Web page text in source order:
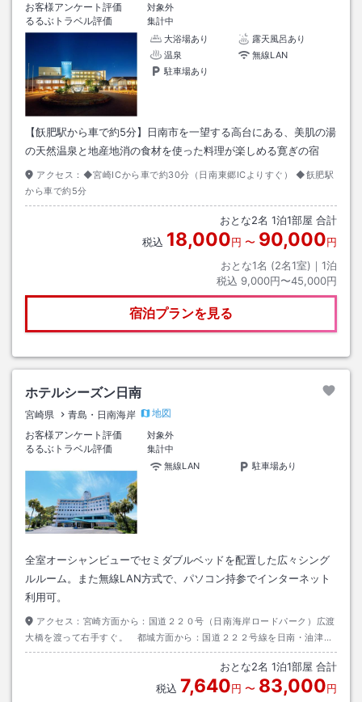
お客様アンケート評価
対象外
るるぶトラベル評価
集計中
大浴場あり
露天風呂あり
温泉
無線LAN
駐車場あり
【飫肥駅から車で約5分】日南市を一望する高台にある、美肌の湯
の天然温泉と地産地消の食材を使った料理が楽しめる寛ぎの宿
アクセス： ◆宮崎ICから車で約30分（日南東郷ICよりすぐ） ◆飫肥駅
から車で約5分
おとな2名 1泊1部屋 合計
税込 18,000円 〜 90,000円
おとな1名 (2名1室)｜ 1泊
税込 9,000円〜45,000円
宿泊プランを見る
ホテルシーズン日南
宮崎県 青島・日南海岸
地図
お客様アンケート評価
対象外
るるぶトラベル評価
集計中
無線LAN
駐車場あり
全室オーシャンビューでセミダブルベッドを配置した広々シング
ルルーム。また無線LAN方式で、パソコン持参でインターネット
利用可。
アクセス： 宮崎方面から：国道２２０号（日南海岸ロードパーク）広渡
大橋を渡って右手すぐ。 都城方面から：国道２２２号線を日南・油津港
方面へ。春日町交差点左折し１ｋｍ左手。
おとな2名 1泊1部屋 合計
税込 7,640円 〜 83,000円